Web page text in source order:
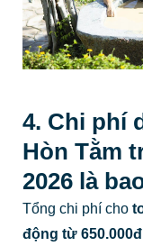
4. Chi phí
Hòn Tằm
2026 là
Tổng chi phí cho
động từ